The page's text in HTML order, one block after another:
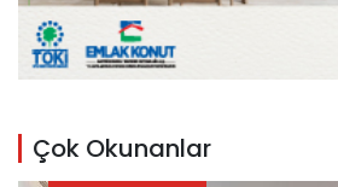
Çok Okunanlar